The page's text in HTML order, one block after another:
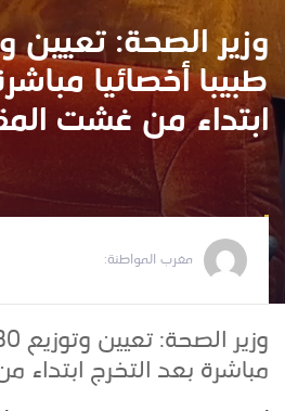
طبيبا أخصائيا
ابتداء من غشت
مغرب المواطنة:
مباشرة بعد التخرج